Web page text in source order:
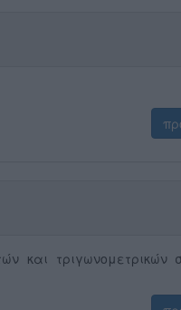
και τριγωνομετρικών